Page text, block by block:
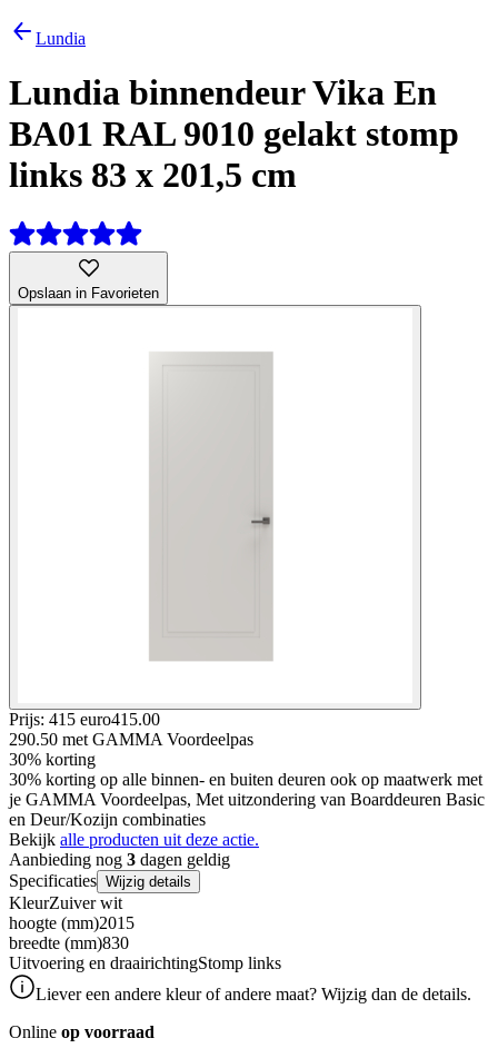
Lundia
Lundia binnendeur Vika En
BA01 RAL 9010 gelakt stomp
links 83 x 201,5 cm
Opslaan in Favorieten
Prijs: 415 euro415.00
290.50 met GAMMA Voordeelpas
30% korting
30% korting op alle binnen- en buiten deuren ook op maatwerk met
je GAMMA Voordeelpas, Met uitzondering van Boarddeuren Basic
en Deur/Kozijn combinaties
Bekijk alle producten uit deze actie.
Aanbieding nog 3 dagen geldig
Specificaties Wijzig details
KleurZuiver wit
hoogte (mm)2015
breedte (mm)830
Uitvoering en draairichtingStomp links
Liever een andere kleur of andere maat? Wijzig dan de details.
Online op voorraad